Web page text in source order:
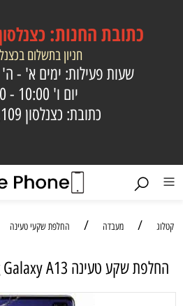
כתובתהחנות: כצנלסון 109,
חניון בתשלום
שעות פעילות: ימים א' - ה'
יום ו' 10:00 - 14:30
כתובת: כצנלסון 109, גבעתיים
קטלוג / מעבדה / החלפת שקעי טעינה
‏החלפת שקע טעינה Samsung Galaxy A13 סמסונג